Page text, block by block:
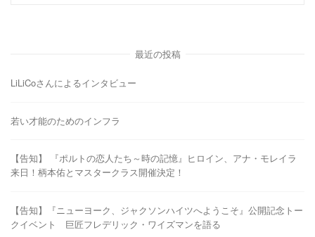
最近の投稿
LiLiCoさんによるインタビュー
若い才能のためのインフラ
【告知】 『ポルトの恋人たち～時の記憶』ヒロイン、アナ・モレイラ
来日！柄本佑とマスタークラス開催決定！
【告知】『ニューヨーク、ジャクソンハイツへようこそ』公開記念トー
クイベント 巨匠フレデリック・ワイズマンを語る